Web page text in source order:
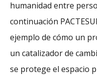
humanidad entre
continuación
ejemplo de cómo un
un catalizador de
se protege el espacio